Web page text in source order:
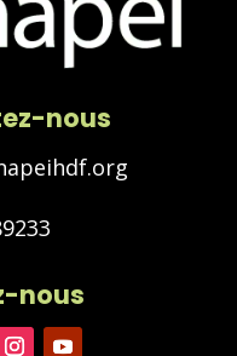
nous
nous